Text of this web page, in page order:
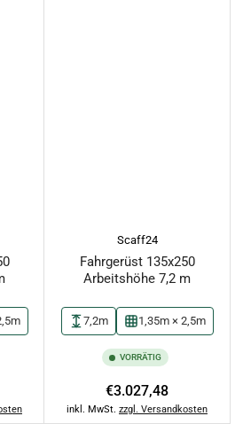
Scaff24
Fahrgerüst 135x250
Arbeitshöhe 7,2 m
7,2m 1,35m × 2,5m
VORRÄTIG
Normaler
Preis
€3.027,48
inkl. MwSt. zzgl. Versandkosten